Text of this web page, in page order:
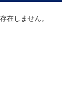
在しません。